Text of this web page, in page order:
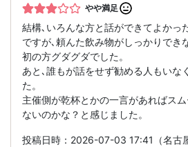
やや満足
結構､いろんな方と話ができてよかっ
ですが､頼んた飲み物がしっかりでき
初の方グダグダでした。
あと､誰もが話をせず勧める人もいな
た。
主催側が乾杯とかの一言があればス
ないのかな？と感じました。
投稿日時：2026-07-03 17:41（名古